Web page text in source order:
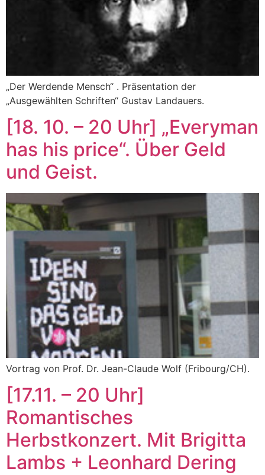
„Der Werdende Mensch“ . Präsentation der
„Ausgewählten Schriften“ Gustav Landauers.
[18. 10. – 20 Uhr] „Everyman
has his price“. Über Geld
und Geist.
Vortrag von Prof. Dr. Jean-Claude Wolf (Fribourg/CH).
[17.11. – 20 Uhr]
Romantisches
Herbstkonzert. Mit Brigitta
Lambs + Leonhard Dering